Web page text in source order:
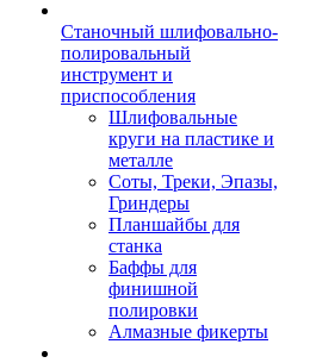
Станочный шлифовально-
полировальный
инструмент и
приспособления
Шлифовальные
круги на пластике и
металле
Соты, Треки, Эпазы,
Гриндеры
Планшайбы для
станка
Баффы для
финишной
полировки
Алмазные фикерты